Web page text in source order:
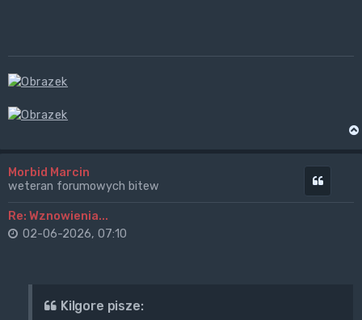
Morbid Marcin
weteran forumowych bitew
Re: Wznowienia...
02-06-2026, 07:10
Kilgore pisze: